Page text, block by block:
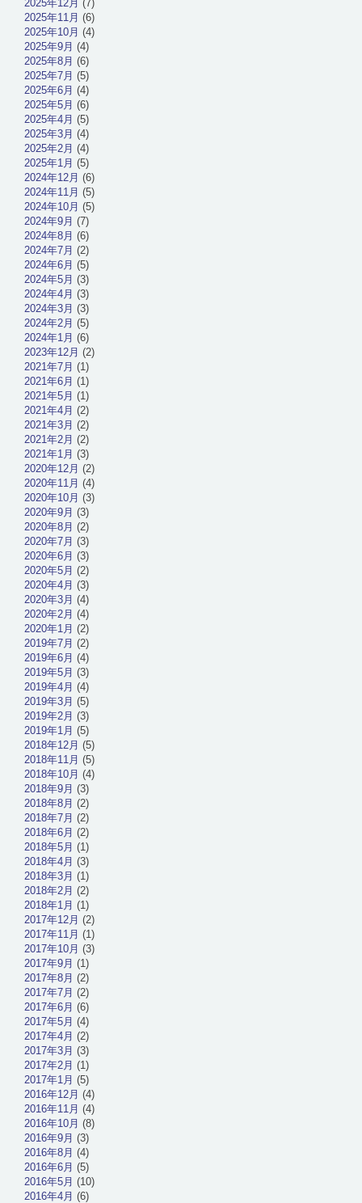
2025年12月 (7)
2025年11月 (6)
2025年10月 (4)
2025年9月 (4)
2025年8月 (6)
2025年7月 (5)
2025年6月 (4)
2025年5月 (6)
2025年4月 (5)
2025年3月 (4)
2025年2月 (4)
2025年1月 (5)
2024年12月 (6)
2024年11月 (5)
2024年10月 (5)
2024年9月 (7)
2024年8月 (6)
2024年7月 (2)
2024年6月 (5)
2024年5月 (3)
2024年4月 (3)
2024年3月 (3)
2024年2月 (5)
2024年1月 (6)
2023年12月 (2)
2021年7月 (1)
2021年6月 (1)
2021年5月 (1)
2021年4月 (2)
2021年3月 (2)
2021年2月 (2)
2021年1月 (3)
2020年12月 (2)
2020年11月 (4)
2020年10月 (3)
2020年9月 (3)
2020年8月 (2)
2020年7月 (3)
2020年6月 (3)
2020年5月 (2)
2020年4月 (3)
2020年3月 (4)
2020年2月 (4)
2020年1月 (2)
2019年7月 (2)
2019年6月 (4)
2019年5月 (3)
2019年4月 (4)
2019年3月 (5)
2019年2月 (3)
2019年1月 (5)
2018年12月 (5)
2018年11月 (5)
2018年10月 (4)
2018年9月 (3)
2018年8月 (2)
2018年7月 (2)
2018年6月 (2)
2018年5月 (1)
2018年4月 (3)
2018年3月 (1)
2018年2月 (2)
2018年1月 (1)
2017年12月 (2)
2017年11月 (1)
2017年10月 (3)
2017年9月 (1)
2017年8月 (2)
2017年7月 (2)
2017年6月 (6)
2017年5月 (4)
2017年4月 (2)
2017年3月 (3)
2017年2月 (1)
2017年1月 (5)
2016年12月 (4)
2016年11月 (4)
2016年10月 (8)
2016年9月 (3)
2016年8月 (4)
2016年6月 (5)
2016年5月 (10)
2016年4月 (6)